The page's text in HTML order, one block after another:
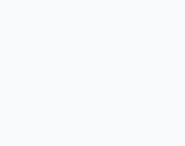
しています。プラットフ
術、CPAターゲット入札、
ブなどの有用な機能を提供
ォーマンスマーケターに
です：正確なターゲティン
効率的なキャンペーン管